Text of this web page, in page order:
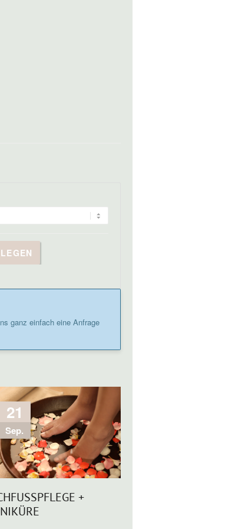
ganz einfach eine Anfrage
21
Sep.
+ M